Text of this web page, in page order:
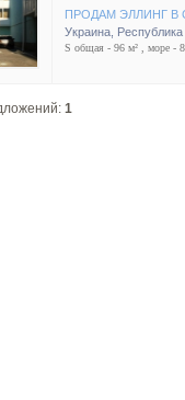
ПРОДАМ ЭЛЛИНГ
Украина
S общая - 96 м² , море -
1